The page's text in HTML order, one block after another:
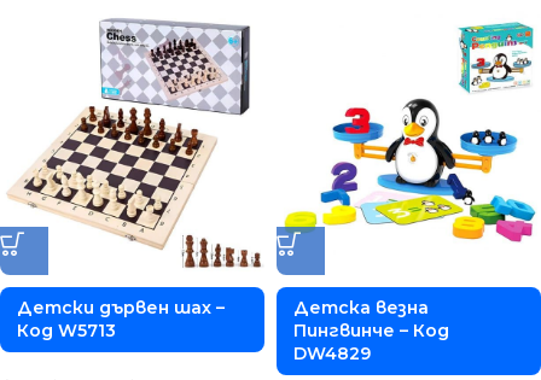
Детски дървен шах –
Код W5713
Детска везна
Пингвинче – Код
DW4829